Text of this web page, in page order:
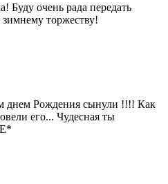
Буду очень рада передать
торжеству!
днем Рождения сынули !!!! Как
его... Чудесная ты